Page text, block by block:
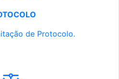
de Protocolo.